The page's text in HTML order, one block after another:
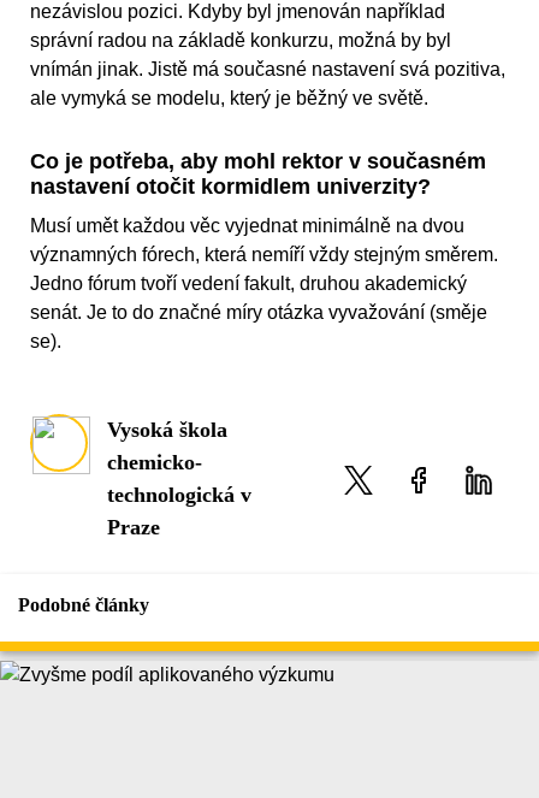
nezávislou pozici. Kdyby byl jmenován například
správní radou na základě konkurzu, možná by byl
vnímán jinak. Jistě má současné nastavení svá pozitiva,
ale vymyká se modelu, který je běžný ve světě.
Co je potřeba, aby mohl rektor v současném
nastavení otočit kormidlem univerzity?
Musí umět každou věc vyjednat minimálně na dvou
významných fórech, která nemíří vždy stejným směrem.
Jedno fórum tvoří vedení fakult, druhou akademický
senát. Je to do značné míry otázka vyvažování (směje
se).
Vysoká škola
chemicko-
technologická v
Praze
Podobné články